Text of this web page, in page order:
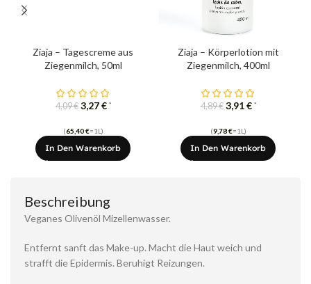
Ziaja – Tagescreme aus
Ziegenmilch, 50ml
4,09€ 3,27€ *
(65,40€=1L)
In Den Warenkorb
Ziaja – Körperlotion mit
Ziegenmilch, 400ml
4,89€ 3,91€ *
(9,78€=1L)
In Den Warenkorb
Beschreibung
Veganes Olivenöl Mizellenwasser.
Entfernt sanft das Make-up. Macht die Haut weich und
strafft die Epidermis. Beruhigt Reizungen.